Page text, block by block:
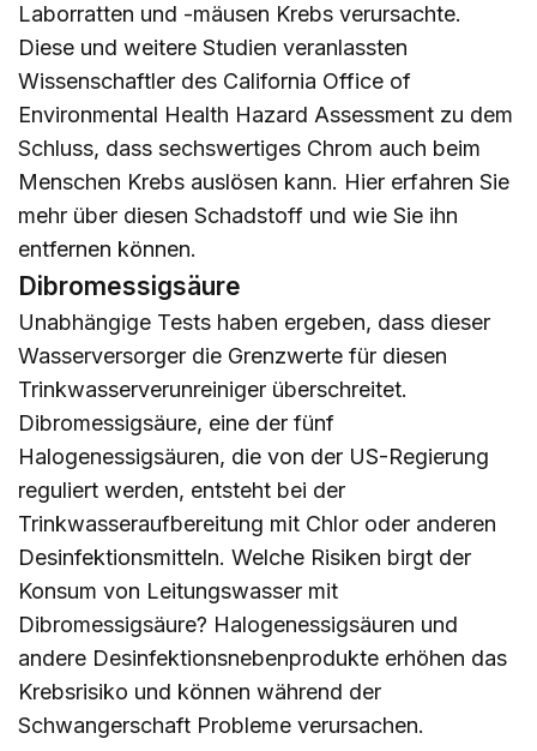
Laborratten und -mäusen Krebs verursachte.
Diese und weitere Studien veranlassten
Wissenschaftler des California Office of
Environmental Health Hazard Assessment zu dem
Schluss, dass sechswertiges Chrom auch beim
Menschen Krebs auslösen kann. Hier erfahren Sie
mehr über diesen Schadstoff und wie Sie ihn
entfernen können.
Dibromessigsäure
Unabhängige Tests haben ergeben, dass dieser
Wasserversorger die Grenzwerte für diesen
Trinkwasserverunreiniger überschreitet.
Dibromessigsäure, eine der fünf
Halogenessigsäuren, die von der US-Regierung
reguliert werden, entsteht bei der
Trinkwasseraufbereitung mit Chlor oder anderen
Desinfektionsmitteln. Welche Risiken birgt der
Konsum von Leitungswasser mit
Dibromessigsäure? Halogenessigsäuren und
andere Desinfektionsnebenprodukte erhöhen das
Krebsrisiko und können während der
Schwangerschaft Probleme verursachen.